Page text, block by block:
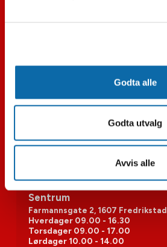
Godta alle
Godta utvalg
Avvis alle
Sentrum
Farmannsgate 2, 1607 Fredrikstad
Hverdager 09.00 - 16.30
Torsdager 09.00 - 17.00
Lørdager 10.00 - 14.00